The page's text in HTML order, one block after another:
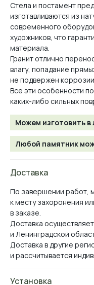
Стела и постамент
изготавливаются из
современного
художников, что
материала.
Гранит отлично
влагу, попадание
не подвержен
Все эти особенности
каких-либо сильных
Можем изготовить
Любой памятник
Доставка
По завершении работ,
к месту захоронения
в заказе.
Доставка
и Ленинградской
Доставка в другие
и рассчитывается
Установка
Виды камня,
мы используем
*оттенок и рисунок камня
могут отличаться от